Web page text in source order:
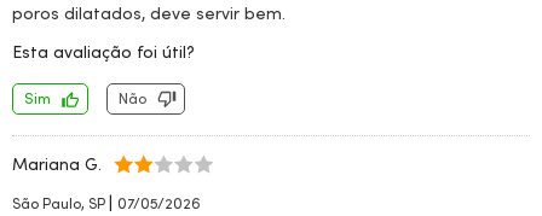
poros dilatados, deve servir bem.
Esta avaliação foi útil?
Sim Não
Mariana G.
São Paulo, SP | 07/05/2026